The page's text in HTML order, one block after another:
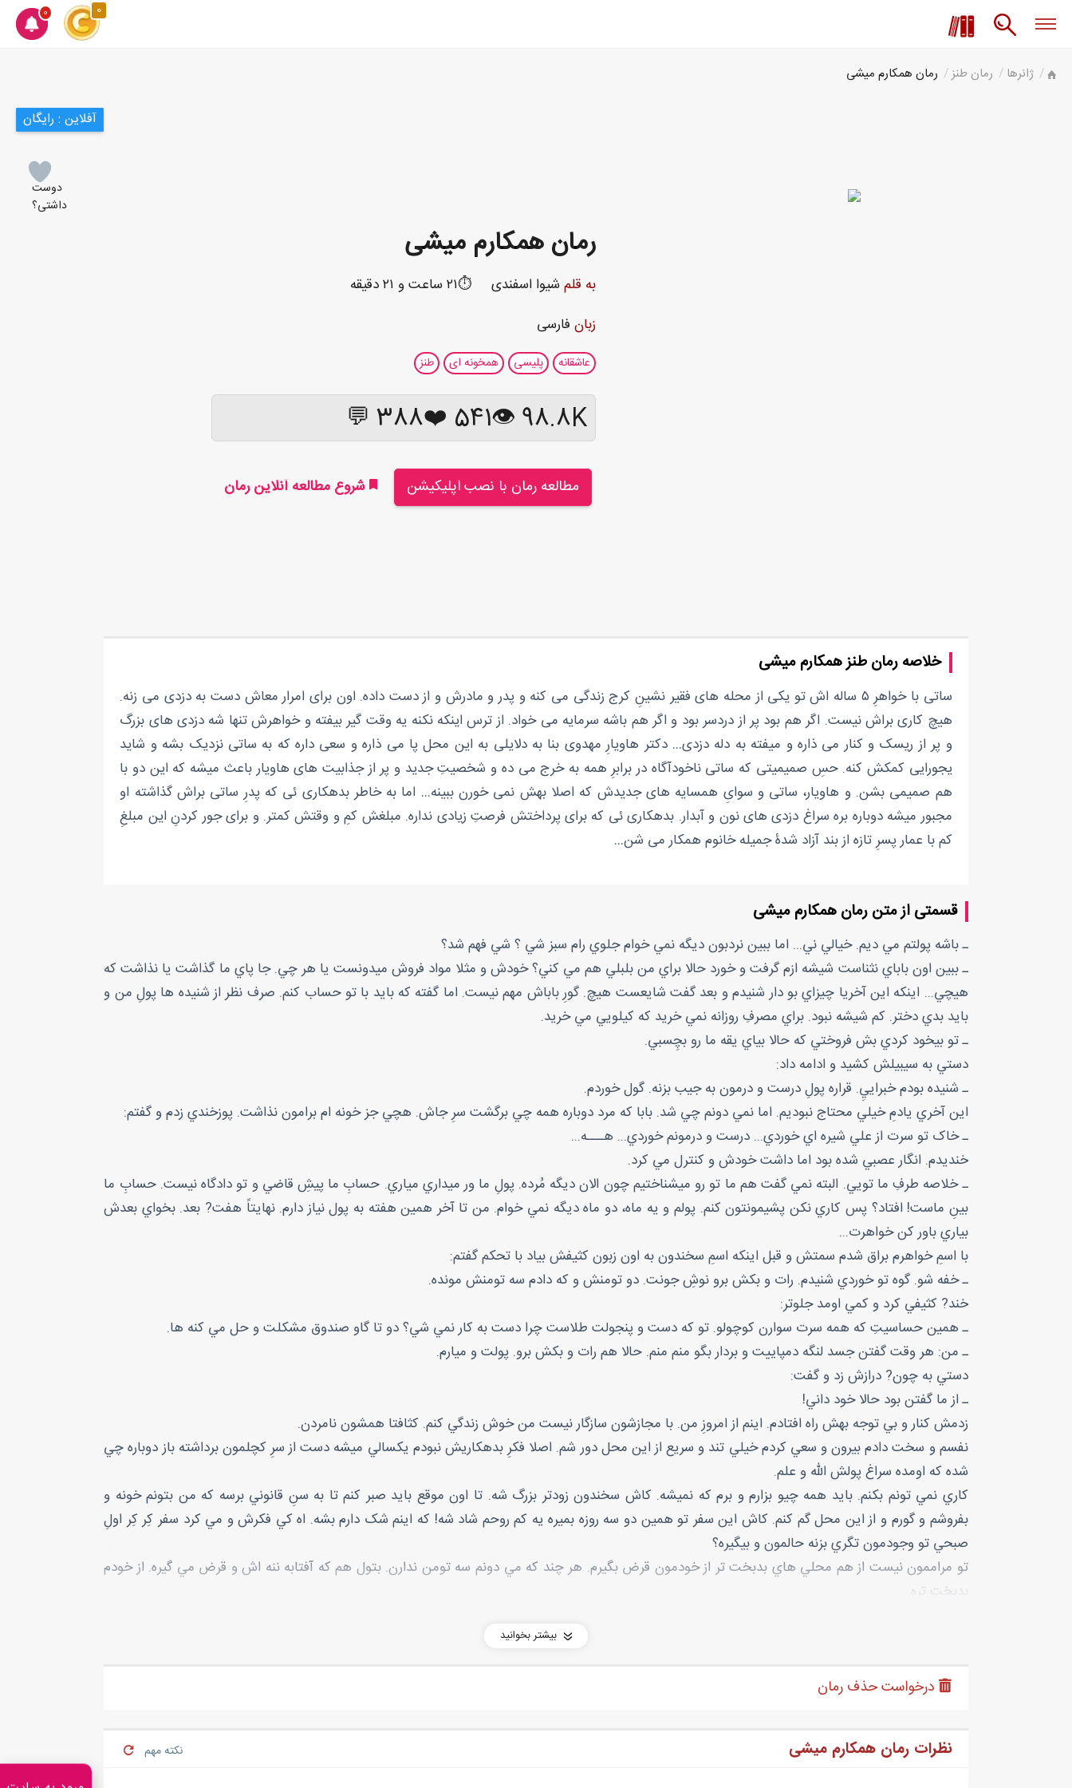
0 0
ژانرها رمان طنز رمان همکارم میشی
آفلاین : رایگان
دوست
داشتی؟
رمان همکارم میشی
به قلم شیوا اسفندی
⏱️۲۱ ساعت و ۲۱ دقیقه
زبان فارسی
عاشقانه پلیسی همخونه ای طنز
98.8K 👁
541
❤️
388 💬
مطالعه رمان با نصب اپلیکیشن شروع مطالعه آنلاین رمان
خلاصه رمان طنز همکارم میشی
ساتی با خواهرِ ۵ ساله اش تو یکی از محله های فقیر نشینِ کرج زندگی می کنه و پدر و مادرش و از دست داده. اون برای امرار معاش دست به دزدی می زنه.
هیچ کاری براش نیست. اگر هم بود پر از دردسر بود و اگر هم باشه سرمایه می خواد. از ترس اینکه نکنه یه وقت گیر بیفته و خواهرش تنها شه دزدی های بزرگ
و پر از ریسک و کنار می ذاره و میفته به دله دزدی… دکتر هاویارِ مهدوی بنا به دلایلی به این محل پا می ذاره و سعی داره که به ساتی نزدیک بشه و شاید
یجورایی کمکش کنه. حسِ صمیمیتی که ساتی ناخودآگاه در برابرِ همه به خرج می ده و شخصیتِ جدید و پر از جذابیت های هاویار باعث میشه که این دو با
هم صمیمی بشن. و هاویار، ساتی و سوایِ همسایه های جدیدش که اصلا بهش نمی خورن ببینه… اما به خاطر بدهکاری ئی که پدرِ ساتی براش گذاشته او
مجبور میشه دوباره بره سراغ دزدی های نون و آبدار. بدهکاری ئی که برای پرداختش فرصتِ زیادی نداره. مبلغش کمِ و وقتش کمتر. و برای جور کردنِ این مبلغِ
کم با عمار پسرِ تازه از بند آزاد شدۀ جمیله خانوم همکار می شن…
قسمتی از متن رمان همکارم میشی
ـ باشه پولتم مي ديم. خيالي ني... اما ببين نردبون ديگه نمي خوام جلوي رام سبز شي ؟ شي فهم شد؟
ـ ببين اون باباي نثناست شيشه ازم گرفت و خورد حالا براي من بلبلي هم مي کني؟ خودش و مثلا مواد فروش ميدونست يا هر چي. جا پاي ما گذاشت يا نذاشت که
هيچي... اينکه اين آخريا چيزاي بو دار شنيدم و بعد گفت شايعست هيچ. گورِ باباش مهم نيست. اما گفته که بايد با تو حساب کنم. صرف نظر از شنيده ها پولِ من و
بايد بدي دختر. کم شيشه نبود. براي مصرفِ روزانه نمي خريد که کيلويي مي خريد.
ـ تو بيخود کردي بش فروختي که حالا بياي يقه ما رو بچِسبي.
دستي به سيبيلش کشيد و ادامه داد:
ـ شنيده بودم خبراييِ. قراره پولِ درست و درمون به جيب بزنه. گول خوردم.
اين آخري يادمِ خيلي محتاج نبوديم. اما نمي دونم چي شد. بابا که مرد دوباره همه چي برگشت سرِ جاش. هچي جز خونه ام برامون نذاشت. پوزخندي زدم و گفتم:
ـ خاک تو سرت از علي شيره اي خوردي... درست و درمونم خوردي... هـــه...
خنديدم. انگار عصبي شده بود اما داشت خودش و کنترل مي کرد.
ـ خلاصه طرفِ ما تويي. البته نمي گفت هم ما تو رو ميشناختيم چون الان ديگه مُرده. پولِ ما ور ميداري مياري. حسابِ ما پيشِ قاضي و تو دادگاه نيست. حسابِ ما
بينِ ماست! افتاد؟ پس کاري نکن پشيمونتون کنم. پولم و يه ماه، دو ماه ديگه نمي خوام. من تا آخر همين هفته به پول نياز دارم. نهايتاً هفت? بعد. بخواي بعدش
بياري باور کن خواهرت...
با اسمِ خواهرم براق شدم سمتش و قبل اينکه اسمِ سخندون به اون زبون کثيفش بياد با تحکم گفتم:
ـ خفه شو. گوه تو خوردي شنيدم. رات و بکش برو نوشِ جونت. دو تومنش و که دادم سه تومنش مونده.
خند? کثيفي کرد و کمي اومد جلوتر:
ـ همين حساسيتِ که همه سرت سوارن کوچولو. تو که دست و پنجولت طلاست چرا دست به کار نمي شي؟ دو تا گاو صندوق مشکلت و حل مي کنه ها.
ـ من: هر وقت گفتن جسد لنگه دمپاييت و بردار بگو منم منم. حالا هم رات و بکش برو. پولت و ميارم.
دستي به چون? درازش زد و گفت:
ـ از ما گفتن بود حالا خود داني!
زدمش کنار و بي توجه بهش راه افتادم. اينم از امروزِ من. با مجازشون سازگار نيست من خوش زندگي کنم. کثافتا همشون نامردن.
نفسم و سخت دادم بيرون و سعي کردم خيلي تند و سريع از اين محل دور شم. اصلا فکرِ بدهکاريش نبودم يکسالي ميشه دست از سرِ کچلمون برداشته باز دوباره چي
شده که اومده سراغ پولش الله و علم.
کاري نمي تونم بکنم. بايد همه چيو بزارم و برم که نميشه. کاش سخندون زودتر بزرگ شه. تا اون موقع بايد صبر کنم تا به سنِ قانوني برسه که من بتونم خونه و
بفروشم و گورم و از اين محل گم کنم. کاش اين سفر تو همين دو سه روزه بميره يه کم روحم شاد شه! که اينم شک دارم بشه. اه کي فکرش و مي کرد سفر کِر کِر اولِ
صبحي تو وجودمون تگري بزنه حالمون و بيگيره؟
تو مراممون نيست از هم محلي هاي بدبخت تر از خودمون قرض بگيرم. هر چند که مي دونم سه تومن ندارن. بتول هم که آفتابه ننه اش و قرض مي گيره. از خودم
بدبخت تره.
نمونده. کاش يه سرمايه زياد داشتم مي تونستم تو حياتِ خونه يه کاري راه بندازم. سرمايه مياد و ميره. تا من يه کاري راه بندازم تا بگيره و بخوام سود کنم خودم و
بمونه.
باس برم همونجا دخيل ببندم.
خدا رو شُرک از محله امون تا فروشگاه رفاه خيلي نيست. اوس کريم؟ هَســـي؟ بزن بريم.
بیشتر بخوانید
نظرات رمان همکارم میشی نکته مهم